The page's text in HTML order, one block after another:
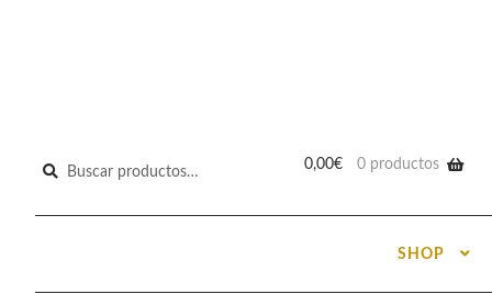
Buscar
0,00€ 0 productos
SHOP